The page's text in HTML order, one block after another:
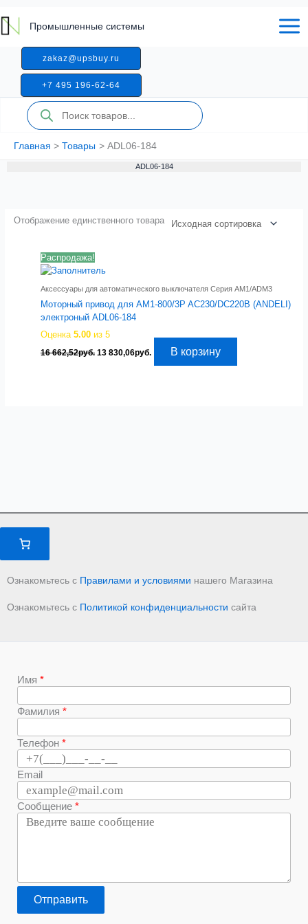
к
содержимому
Промышленные системы
zakaz@upsbuy.ru
+7 495 196-62-64
Поиск
товаров
Главная Товары ADL06-184
ADL06-184
Отображение единственного товара
Распродажа!
Аксессуары для автоматического выключателя Серия AM1/ADM3
Моторный привод для AM1-800/3P AC230/DC220В (ANDELI)
электроный ADL06-184
Оценка5.00 из 5
16 662,52руб. Первоначальная
13 830,06руб. ТекущаяВ корзину
Ознакомьтесь с Правилами и условиями нашего Магазина
Ознакомьтесь с Политикой конфиденциальности сайта
Имя
Фамилия
Телефон
Email
Сообщение
Отправить